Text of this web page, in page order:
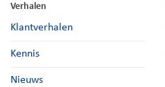
Verhalen
Klantverhalen
Kennis
Nieuws